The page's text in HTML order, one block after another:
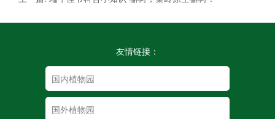
友情链接：